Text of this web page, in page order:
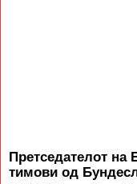
Претседателот на
тимови од